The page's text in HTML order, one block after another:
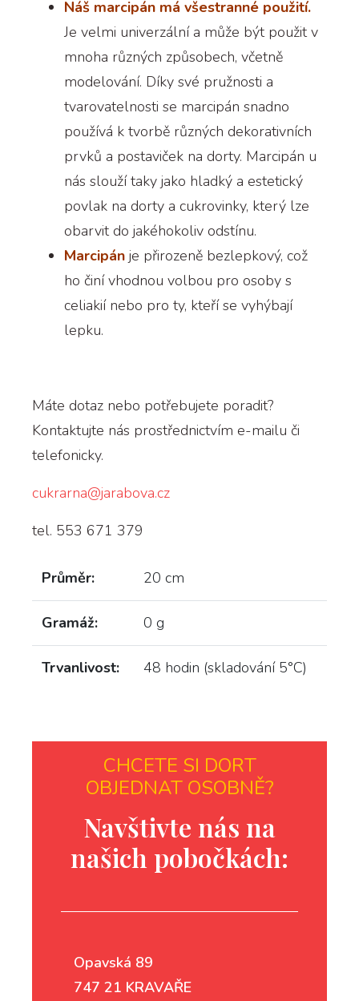
Náš marcipán má všestranné použití.
Je velmi univerzální a může být použit v
mnoha různých způsobech, včetně
modelování. Díky své pružnosti a
tvarovatelnosti se marcipán snadno
používá k tvorbě různých dekorativních
prvků a postaviček na dorty. Marcipán u
nás slouží taky jako hladký a estetický
povlak na dorty a cukrovinky, který lze
obarvit do jakéhokoliv odstínu.
Marcipán je přirozeně bezlepkový, což
ho činí vhodnou volbou pro osoby s
celiakií nebo pro ty, kteří se vyhýbají
lepku.
Máte dotaz nebo potřebujete poradit?
Kontaktujte nás prostřednictvím e-mailu či
telefonicky.
cukrarna@jarabova.cz
tel. 553 671 379
Průměr: 20 cm
Gramáž: 0 g
Trvanlivost: 48 hodin (skladování 5°C)
CHCETE SI DORT
OBJEDNAT OSOBNĚ?
Navštivte nás na
našich pobočkách:
Opavská 89
747 21 KRAVAŘE